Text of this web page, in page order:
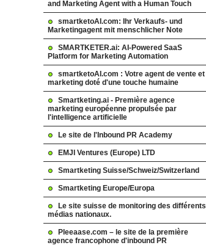
and Marketing Agent with a Human Touch
smartketoAI.com: Ihr Verkaufs- und
Marketingagent mit menschlicher Note
SMARTKETER.ai: AI-Powered SaaS
Platform for Marketing Automation
smartketoAI.com : Votre agent de vente et
marketing doté d'une touche humaine
Smartketing.ai - Première agence
marketing européenne propulsée par
l'intelligence artificielle
Le site de l'Inbound PR Academy
EMJI Ventures (Europe) LTD
Smartketing Suisse/Schweiz/Switzerland
Smartketing Europe/Europa
Le site suisse de monitoring des différents
médias nationaux.
Pleeaase.com – le site de la première
agence francophone d'inbound PR